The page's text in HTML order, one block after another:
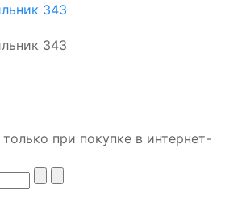
343
343
при покупке в интернет-